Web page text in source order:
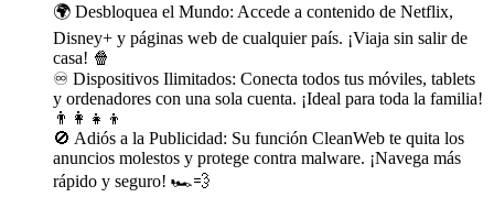
🌍 Desbloquea el Mundo: Accede a contenido de Netflix,
Disney+ y páginas web de cualquier país. ¡Viaja sin salir de
casa! 🍿
♾️ Dispositivos Ilimitados: Conecta todos tus móviles, tablets
y ordenadores con una sola cuenta. ¡Ideal para toda la familia!
👨‍👩‍👧‍👦
🚫 Adiós a la Publicidad: Su función CleanWeb te quita los
anuncios molestos y protege contra malware. ¡Navega más
rápido y seguro! 🏎️💨